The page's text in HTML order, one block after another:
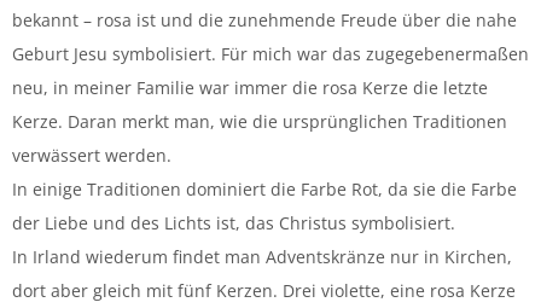
bekannt – rosa ist und die zunehmende Freude über die nahe
Geburt Jesu symbolisiert. Für mich war das zugegebenermaßen
neu, in meiner Familie war immer die rosa Kerze die letzte
Kerze. Daran merkt man, wie die ursprünglichen Traditionen
verwässert werden.
In einige Traditionen dominiert die Farbe Rot, da sie die Farbe
der Liebe und des Lichts ist, das Christus symbolisiert.
In Irland wiederum findet man Adventskränze nur in Kirchen,
dort aber gleich mit fünf Kerzen. Drei violette, eine rosa Kerze